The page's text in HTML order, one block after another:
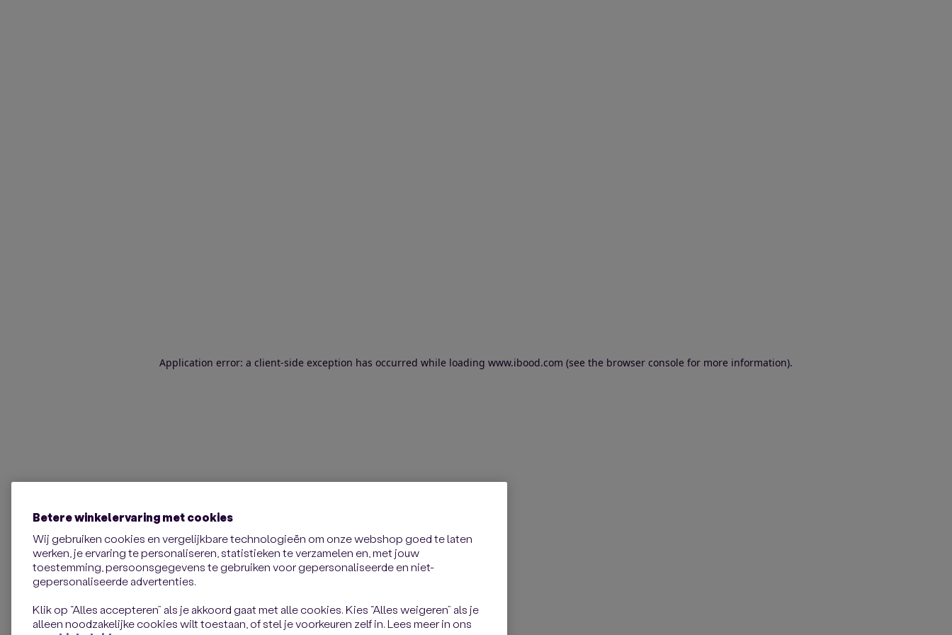
Application error: a client-side exception has occurred while loading www.ibood.com (see the browser console for more information).
Betere winkelervaring met cookies
Wij gebruiken cookies en vergelijkbare technologieën om onze webshop goed te laten
werken, je ervaring te personaliseren, statistieken te verzamelen en, met jouw
toestemming, persoonsgegevens te gebruiken voor gepersonaliseerde en niet-
gepersonaliseerde advertenties.
Klik op “Alles accepteren” als je akkoord gaat met alle cookies. Kies “Alles weigeren” als je
alleen noodzakelijke cookies wilt toestaan, of stel je voorkeuren zelf in. Lees meer in ons